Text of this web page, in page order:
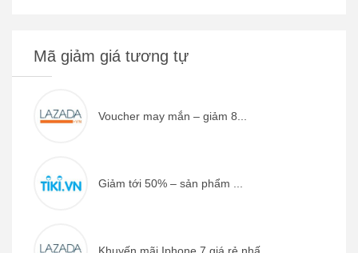
Mã giảm giá tương tự
Voucher may mắn – giảm 8...
Giảm tới 50% – sản phẩm ...
Khuyến mãi Iphone 7 giá rẻ nhấ...